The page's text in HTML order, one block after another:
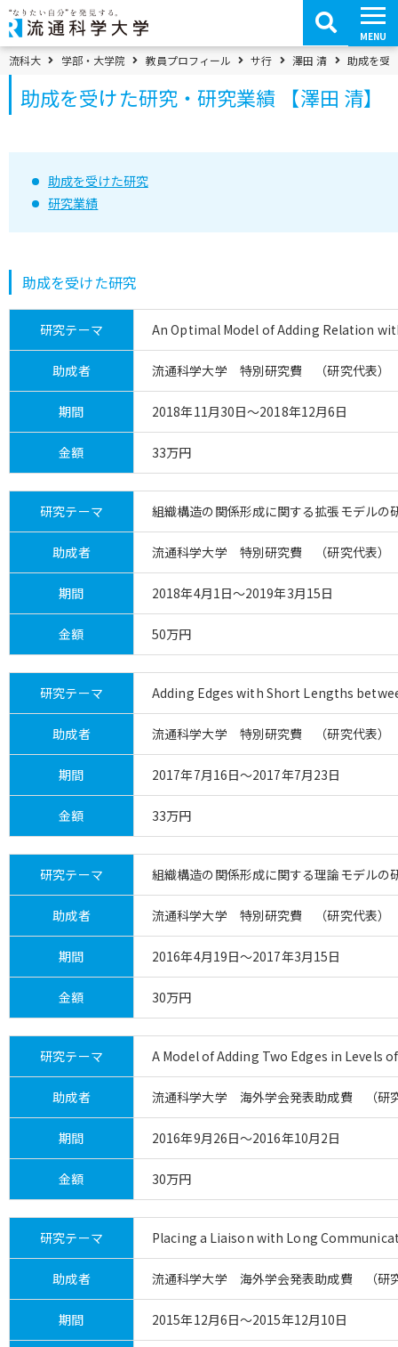
コ
ン
テ
ン
ツ
へ
移
MENU
パンくずメニュー
流科大 学部・大学院 教員プロフィール サ行 澤田 清 助成を受
助成を受けた研究・研究業績 【澤田 清】
助成を受けた研究
研究業績
助成を受けた研究
研究テーマ An Optimal Model of Adding Relation
助成者 流通科学大学 特別研究費 （研究代表）
期間 2018年11月30日～2018年12月6日
金額 33万円
研究テーマ 組織構造の関係形成に関する拡張モデルの
助成者 流通科学大学 特別研究費 （研究代表）
期間 2018年4月1日～2019年3月15日
金額 50万円
研究テーマ Adding Edges with Short Lengths
助成者 流通科学大学 特別研究費 （研究代表）
期間 2017年7月16日～2017年7月23日
金額 33万円
研究テーマ 組織構造の関係形成に関する理論モデルの
助成者 流通科学大学 特別研究費 （研究代表）
期間 2016年4月19日～2017年3月15日
金額 30万円
研究テーマ A Model of Adding Two Edges in Levels
助成者 流通科学大学 海外学会発表助成費 （研
期間 2016年9月26日～2016年10月2日
金額 30万円
研究テーマ Placing a Liaison with Long
助成者 流通科学大学 海外学会発表助成費 （研
期間 2015年12月6日～2015年12月10日